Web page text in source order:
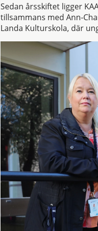
Sedan årsskiftet ligger
tillsammans med Ann-
Landa Kulturskola, där